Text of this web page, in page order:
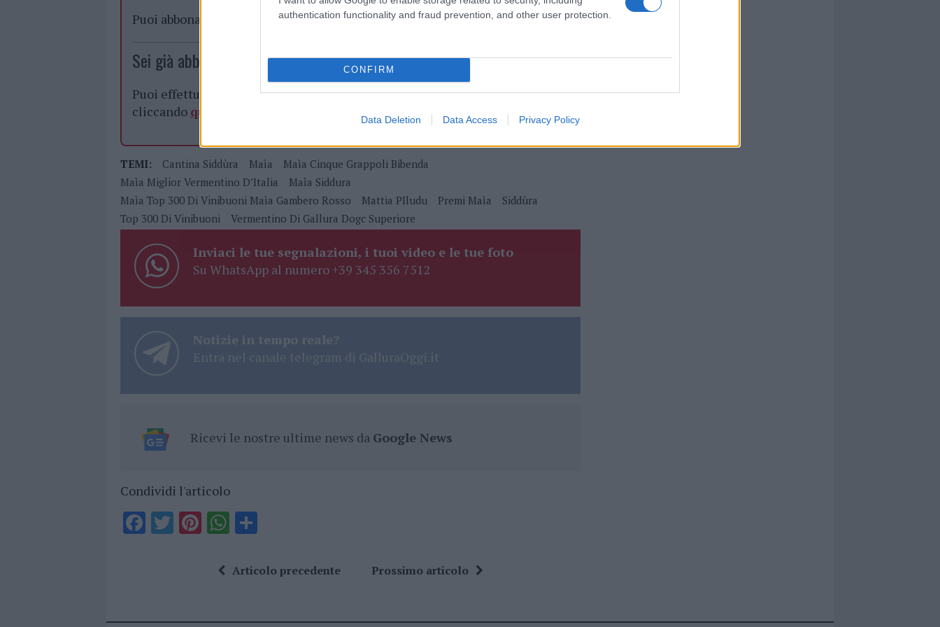
authentication functionality and fraud prevention, and other user protection.
CONFIRM
Data Deletion Data Access Privacy Policy
Puoi abbonarti a soli € 1,10 al mesecliccandoqui
Sei già abbonato?
Puoi effettuare l'accesso andando nella sezioneLogindal menù del sito o
cliccando qui
TEMI: Cantina Siddùra Maìa
Maìa Cinque Grappoli Bibenda
Maìa Miglior Vermentino D’Italia
Maìa Siddura
Maìa Top 300 Di Vinibuoni Maìa Gambero Rosso
Mattia PIludu Premi Maìa
Siddùra
Top 300 Di Vinibuoni
Vermentino Di Gallura Dogc Superiore
Inviaci le tue segnalazioni, i tuoi video e le tue foto
Su WhatsApp al numero +39 345 356 7512
Notizie in tempo reale?
Entra nel canale telegram di GalluraOggi.it
Ricevi le nostre ultime news da Google News
Condividi l'articolo
F T Pi
te
W
ata
Articolo precedente Prossimo articolo